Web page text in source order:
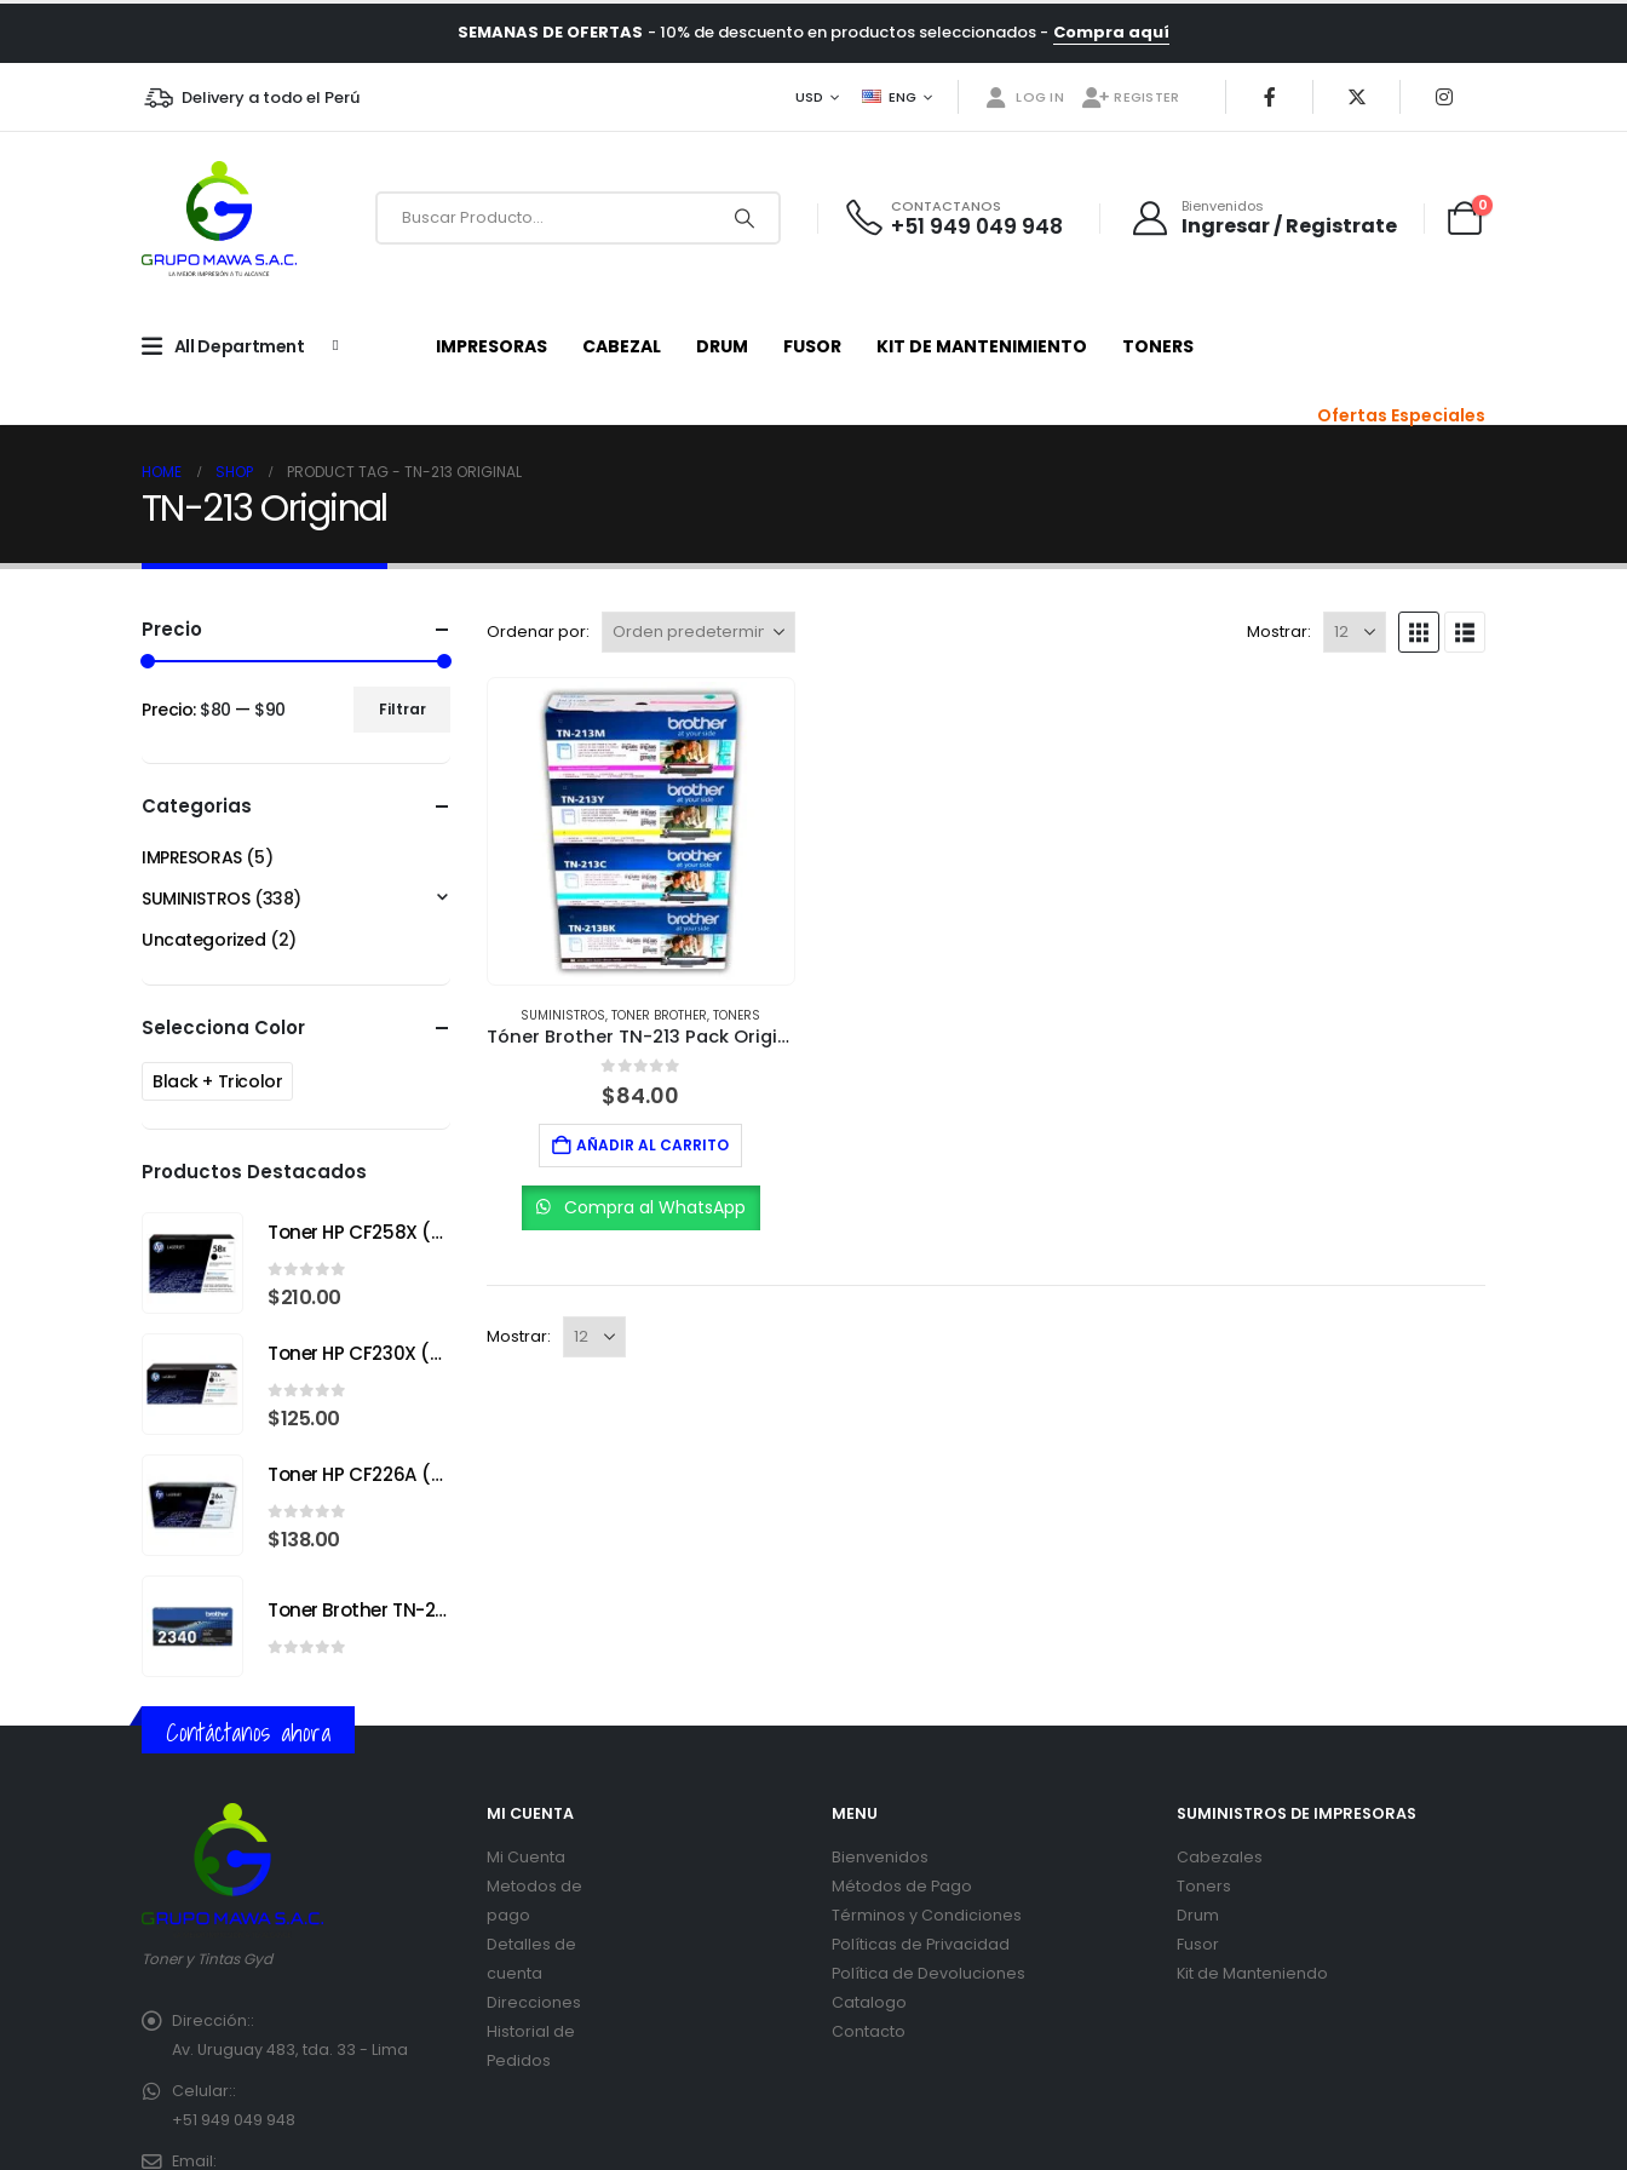
SEMANAS DE OFERTAS - 10% de descuento en productos seleccionados - Compra aquí
Delivery a todo el Perú USD ENG LOG IN REGISTER
CONTACTANOS
+51 949 049 948
Bienvenidos
Ingresar / Registrate
0
All Department IMPRESORAS CABEZAL DRUM FUSOR KIT DE MANTENIMIENTO TONERS
Ofertas Especiales
HOME SHOP PRODUCT TAG - TN-213 ORIGINAL
TN-213 Original
Ordenar por: Mostrar:
SUMINISTROS,TONER BROTHER,TONERS
Tóner Brother TN-213 Pack Original – Calidad y Rendimiento Profesional
0 out of 5
$84.00
AÑADIR AL CARRITO
Compra al WhatsApp
Mostrar:
Precio
Filtrar
Precio: $80 — $90
Categorias
IMPRESORAS (5)
SUMINISTROS (338)
Uncategorized (2)
Selecciona Color
Black + Tricolor
Productos Destacados
Toner HP CF258X (58X) Negro para HP LaserJet Pro
0 out of 5
$210.00
Toner HP CF230X (30X) Negro para HP LaserJet Pro
0out of 5
$125.00
Toner HP CF226A (26A) Negro para HP LaserJet Pro M402
0out of 5
$138.00
Toner Brother TN-2340
Contáctanos ahora
Toner y Tintas Gyd
Dirección::
Av. Uruguay 483, tda. 33 - Lima
Celular::
+51 949 049 948
Email:
MI CUENTA
Mi Cuenta
Metodos de
pago
Detalles de
cuenta
Direcciones
Historial de
Pedidos
MENU
Bienvenidos
Métodos de Pago
Términos y Condiciones
Políticas de Privacidad
Política de Devoluciones
Catalogo
Contacto
SUMINISTROS DE IMPRESORAS
Cabezales
Toners
Drum
Fusor
Kit de Manteniendo